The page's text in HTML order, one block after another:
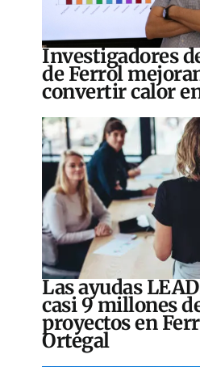
Investigadores
de Ferrol
convertir calor
Las ayudas
casi 9 millones
proyectos en
Ortegal